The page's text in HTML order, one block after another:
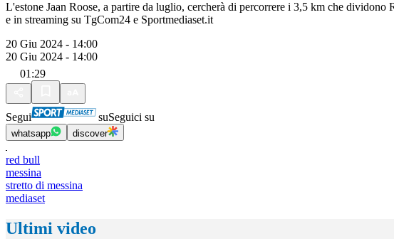
L'estone Jaan Roose, a partire da luglio, cercherà di percorrere i 3,5 km che
e in streaming su TgCom24 e Sportmediaset.it
20 Giu 2024 - 14:00
20 Giu 2024 - 14:00
01:29
Segui suSeguici su
whatsapp discover
red bull
messina
stretto di messina
mediaset
Ultimi video